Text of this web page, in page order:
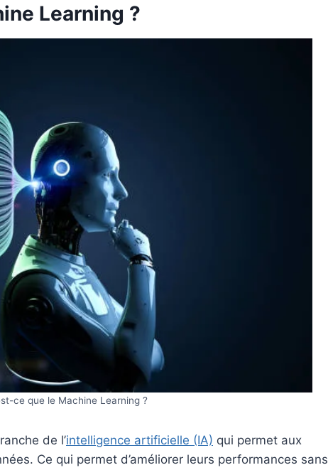
Learning ?
ce que le Machine Learning ?
de l’intelligence artificielle (IA) qui permet aux
Ce qui permet d’améliorer leurs performances sans